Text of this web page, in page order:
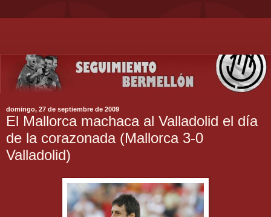
domingo, 27 de septiembre de 2009
El Mallorca machaca al Valladolid el día
de la corazonada (Mallorca 3-0
Valladolid)